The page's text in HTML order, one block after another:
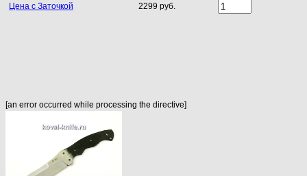
Цена с Заточкой 2299 руб.
[an error occurred while processing the directive]